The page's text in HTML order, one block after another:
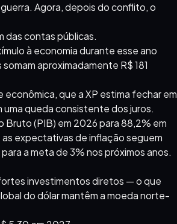
Agora, depois do conflito, o
das contas públicas.
à economia durante esse ano
aproximadamente R$ 181
que a XP estima fechar em
queda consistente dos juros.
Bruto (PIB) em 2026 para 88,2% em
expectativas de inflação seguem
a meta de 3% nos próximos anos.
investimentos diretos — o que
do dólar mantêm a moeda norte-